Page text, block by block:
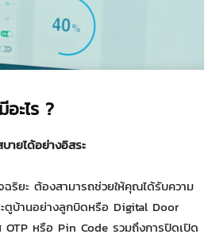
ะไร ?
ายได้อย่างอิสระ
ยะ ต้องสามารถช่วยให้คุณได้รับความ
ตูบ้านอย่างลูกบิดหรือ Digital Door
หรือ Pin Code รวมถึงการปิดเปิด